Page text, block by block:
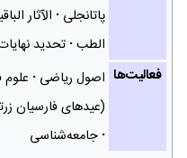
پاتانجلی الآثار
الطب تحدید
فعالیت‌ها اصول ریاضی
(عیدهای فارسیان
جامعه‌شناسی